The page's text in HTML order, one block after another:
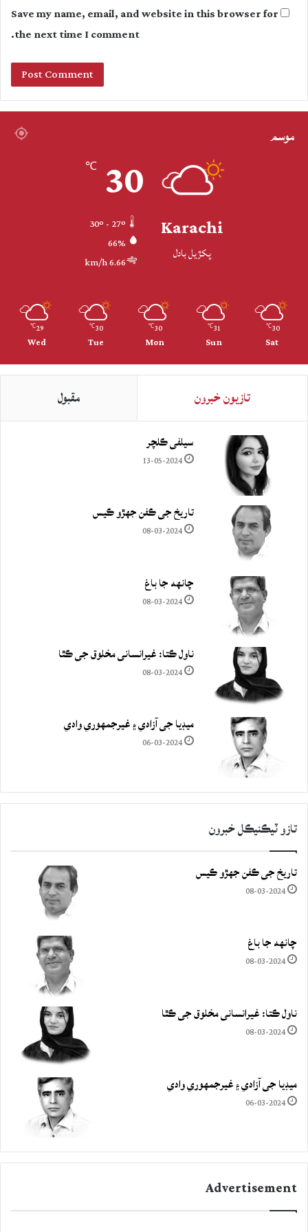
Save my name, email, and website in this browser for
the next time I comment.
موسم
Karachi
پکڙيل بادل
30
℃
66%
6.66 km/h
30
℃
Sat
31
℃
Sun
30
℃
Mon
30
℃
Tue
29
℃
Wed
تازيون خبرون مقبول
سيلفي ڪلچر
13-05-2024
تاريخ جي ڪفن جھڙو ڪيس
08-03-2024
چانهه جا باغ
08-03-2024
ناول ڪتا: غيرانساني مخلوق جي ڪٿا
08-03-2024
ميڊيا جي آزادي ۽ غيرجمھوري وادي
06-03-2024
تازو ٽيڪنيڪل خبرون
تاريخ جي ڪفن جھڙو ڪيس
08-03-2024
چانهه جا باغ
08-03-2024
ناول ڪتا: غيرانساني مخلوق جي ڪٿا
08-03-2024
ميڊيا جي آزادي ۽ غيرجمھوري وادي
06-03-2024
Advertisement